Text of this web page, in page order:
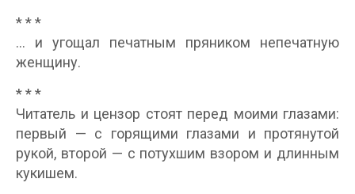
* * *
… и угощал печатным пряником непечатную
женщину.
* * *
Читатель и цензор стоят перед моими глазами:
первый — с горящими глазами и протянутой
рукой, второй — с потухшим взором и длинным
кукишем.